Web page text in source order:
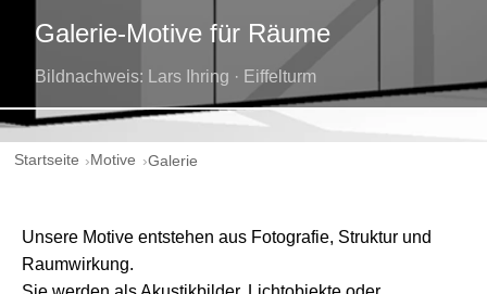
Galerie-Motive für Räume
Bildnachweis: Lars Ihring · Eiffelturm
Startseite Motive Galerie
Unsere Motive entstehen aus Fotografie, Struktur und
Raumwirkung.